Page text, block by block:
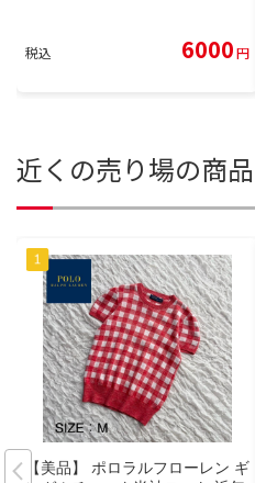
税込 6000円
近くの売り場の商品
【美品】 ポロラルフローレン ギ